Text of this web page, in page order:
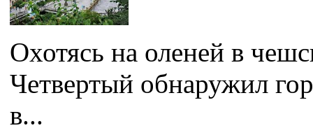
Охотясь на оленей в
Четвертый обнаружил
в...